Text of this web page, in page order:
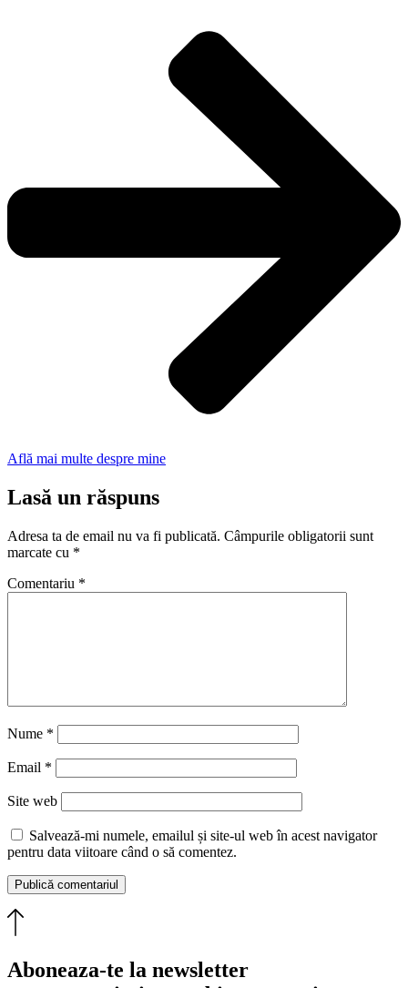
Află mai multe despre mine
Lasă un răspuns
Adresa ta de email nu va fi publicată. Câmpurile obligatorii sunt
marcate cu *
Comentariu *
Nume *
Email *
Site web
Salvează-mi numele, emailul și site-ul web în acest navigator
pentru data viitoare când o să comentez.
Aboneaza-te la newsletter